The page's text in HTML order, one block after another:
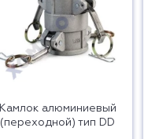
Камлок алюминиевый
(переходной) тип DD